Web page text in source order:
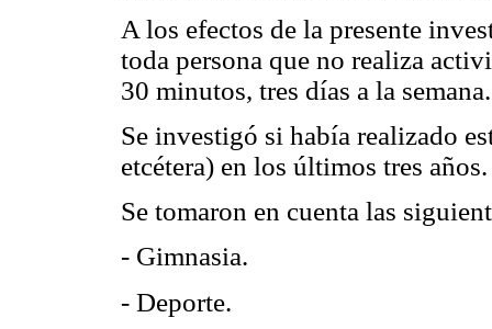
A los efectos de la presente
toda persona que no realiza
30 minutos, tres días a la semana.
Se investigó si había realizado
etcétera) en los últimos tres años.
Se tomaron en cuenta las
- Gimnasia.
- Deporte.